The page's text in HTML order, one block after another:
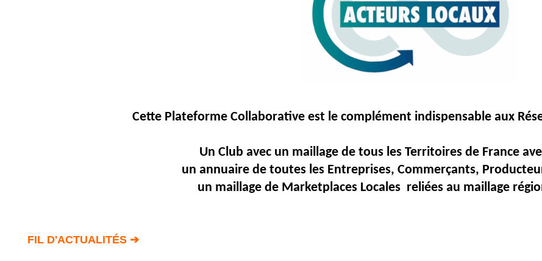
Circuit-
Cette Plateforme Collaborative est le complément indispensable aux
Un Club avec un maillage de tous les Territoires de France
un annuaire de toutes les Entreprises, Commerçants,
un maillage de Marketplaces Locales reliées au maillage
FIL D'ACTUALITÉS ➔